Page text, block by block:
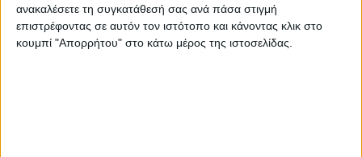
ανακαλέσετε τη συγκατάθεσή σας ανά πάσα στιγμή
επιστρέφοντας σε αυτόν τον ιστότοπο και κάνοντας κλικ στο
κουμπί "Απορρήτου" στο κάτω μέρος της ιστοσελίδας.
MotoGP: Oι διοργανωτές υπερασπίζονται τη διπλή
επανεκκίνηση στο Καταλανικό GP
Το επεισοδιακό Καταλανικό Grand Prix του 2026 άφησε πίσω